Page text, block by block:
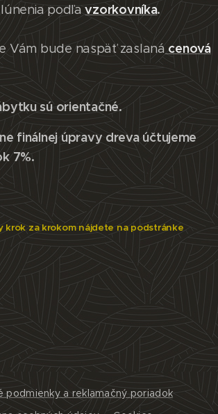
podľavzorkovníka.
Vám bude naspäť zaslaná cenová
sú orientačné.
finálnej úpravy dreva účtujeme
7%.
krok za krokom nájdete na podstránke
podmienky a reklamačný poriadok